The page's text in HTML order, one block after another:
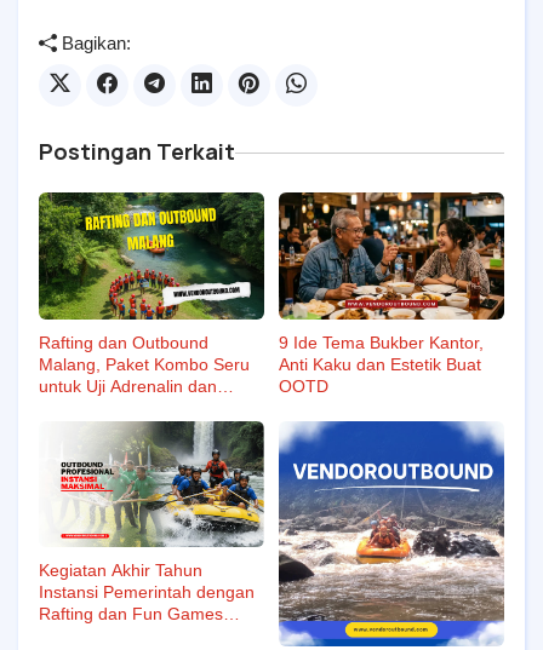
Bagikan:
Postingan Terkait
Rafting dan Outbound
Malang, Paket Kombo Seru
untuk Uji Adrenalin dan
9 Ide Tema Bukber Kantor,
Anti Kaku dan Estetik Buat
OOTD
Kegiatan Akhir Tahun
Instansi Pemerintah dengan
Rafting dan Fun Games